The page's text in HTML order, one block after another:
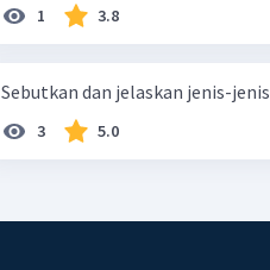
1 3.8
Sebutkan dan jelaskan jenis-
3 5.0